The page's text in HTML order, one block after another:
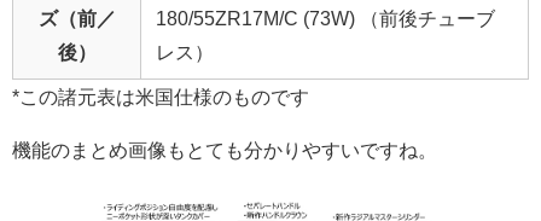
ズ（前／
後）
180/55ZR17M/C (73W) （前後チューブ
レス）
*この諸元表は米国仕様のものです
機能のまとめ画像もとても分かりやすいですね。